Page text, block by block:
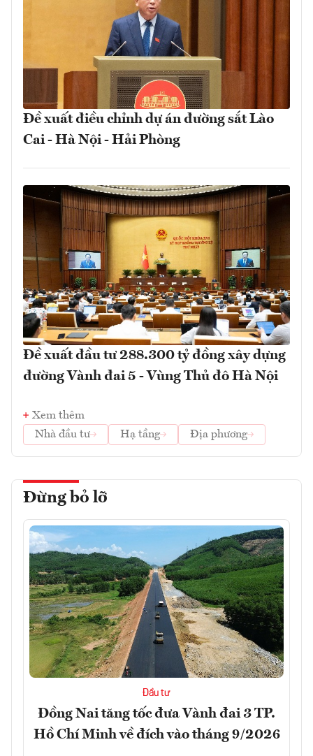
Đề xuất điều chỉnh dự án đường sắt Lào
Cai - Hà Nội - Hải Phòng
Đề xuất đầu tư 288.300 tỷ đồng xây dựng
đường Vành đai 5 - Vùng Thủ đô Hà Nội
Xem thêm
Nhà đầu tư
Hạ tầng Địa phương
Đừng bỏ lỡ
Đầu tư
Đồng Nai tăng tốc đưa Vành đai 3 TP.
Hồ Chí Minh về đích vào tháng 9/2026